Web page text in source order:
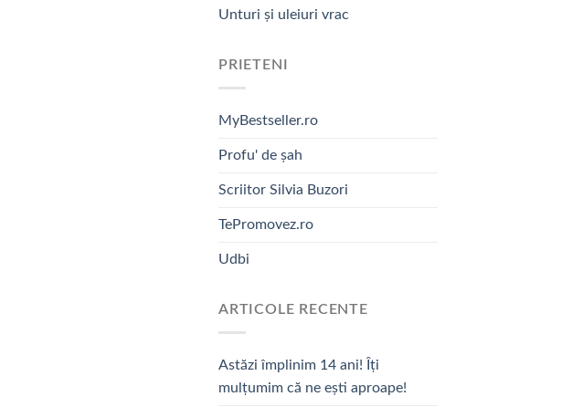
Unturi și uleiuri vrac
PRIETENI
MyBestseller.ro
Profu' de șah
Scriitor Silvia Buzori
TePromovez.ro
Udbi
ARTICOLE RECENTE
Astăzi împlinim 14 ani! Îți
mulțumim că ne ești aproape!